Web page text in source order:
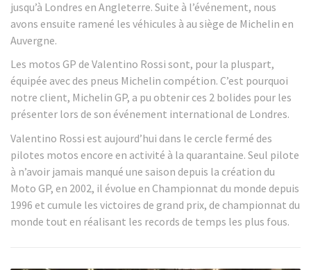
jusqu’à Londres en Angleterre. Suite à l’événement, nous
avons ensuite ramené les véhicules à au siège de Michelin en
Auvergne.
Les motos GP de Valentino Rossi sont, pour la pluspart,
équipée avec des pneus Michelin compétion. C’est pourquoi
notre client, Michelin GP, a pu obtenir ces 2 bolides pour les
présenter lors de son événement international de Londres.
Valentino Rossi est aujourd’hui dans le cercle fermé des
pilotes motos encore en activité à la quarantaine. Seul pilote
à n’avoir jamais manqué une saison depuis la création du
Moto GP, en 2002, il évolue en Championnat du monde depuis
1996 et cumule les victoires de grand prix, de championnat du
monde tout en réalisant les records de temps les plus fous.